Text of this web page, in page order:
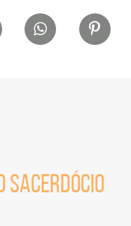
SACERDÓCIO